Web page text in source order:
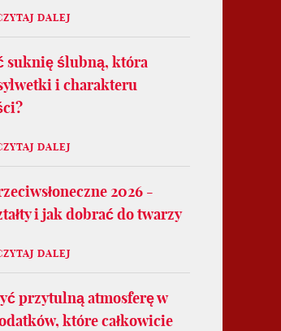
DALEJ
suknię ślubną, która
i charakteru
DALEJ
2026 -
i jak dobrać do twarzy
DALEJ
przytulną atmosferę w
które całkowicie